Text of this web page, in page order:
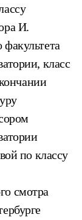
И.
класс
по классу
смотра